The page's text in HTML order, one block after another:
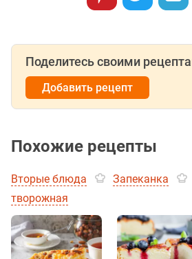
Поделитесь своими
Добавить рецепт
Похожие рецепты
Вторые блюда Запеканка
творожная